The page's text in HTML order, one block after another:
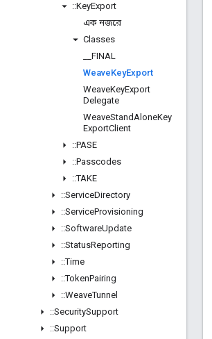
::KeyExport
এক নজরে
Classes
FINAL
WeaveKeyExport
WeaveKeyExport
Delegate
WeaveStandAloneKey
ExportClient
::PASE
::Passcodes
::TAKE
::ServiceDirectory
::ServiceProvisioning
::SoftwareUpdate
::StatusReporting
::Time
::TokenPairing
::WeaveTunnel
::SecuritySupport
::Support